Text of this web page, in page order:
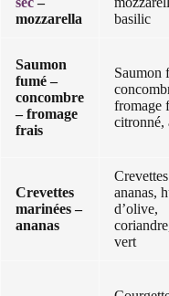
mozzarella
basilic
Saumon
fumé –
concombre
– fromage
frais
Saumon
fromage
citronné,
Crevettes
marinées –
ananas
ananas,
d’olive,
vert